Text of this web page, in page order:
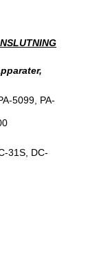
5099, PA-
31S, DC-